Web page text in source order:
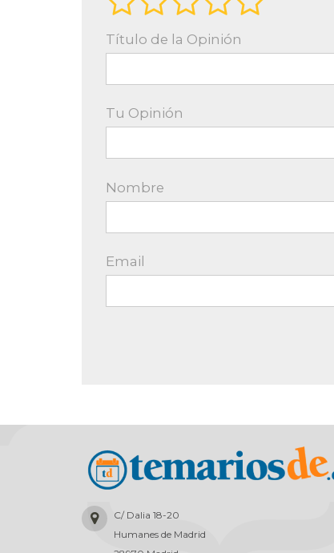
Título de la Opinión
Tu Opinión
Nombre
Email
C/ Dalia 18-20
Humanes de Madrid